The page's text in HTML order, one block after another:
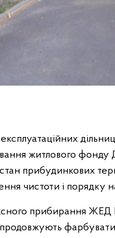
житлового
прибудинкових
чистоти і порядку
прибирання ЖЕД